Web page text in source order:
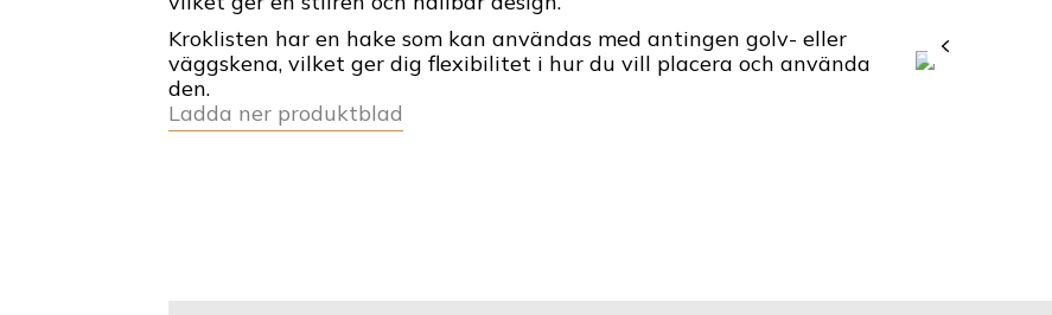
Kroklisten har en hake som kan användas med antingen golv- eller
väggskena, vilket ger dig flexibilitet i hur du vill placera och använda
den.
Ladda ner produktblad